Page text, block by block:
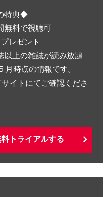
特典◆
間無料で視聴可
レゼント
上の雑誌が読み放題
月時点の情報です。
イトにてご確認くださ
トライアルする